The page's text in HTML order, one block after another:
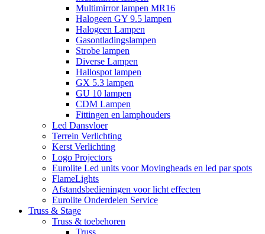
Multimirror lampen MR16
Halogeen GY 9.5 lampen
Halogeen Lampen
Gasontladingslampen
Strobe lampen
Diverse Lampen
Hallospot lampen
GX 5.3 lampen
GU 10 lampen
CDM Lampen
Fittingen en lamphouders
Led Dansvloer
Terrein Verlichting
Kerst Verlichting
Logo Projectors
Eurolite Led units voor Movingheads en led par spots
FlameLights
Afstandsbedieningen voor licht effecten
Eurolite Onderdelen Service
Truss & Stage
Truss & toebehoren
Truss